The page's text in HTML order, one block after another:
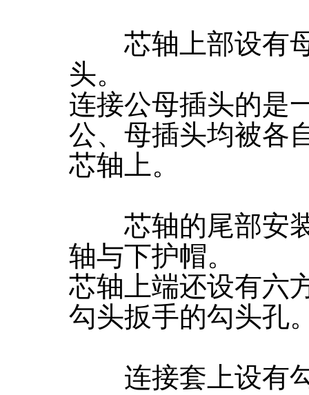
芯轴上部设有母
头。
连接公母插头的是
公、母插头均被各
芯轴上。
芯轴的尾部安装
轴与下护帽。
芯轴上端还设有六
勾头扳手的勾头孔
连接套上设有勾